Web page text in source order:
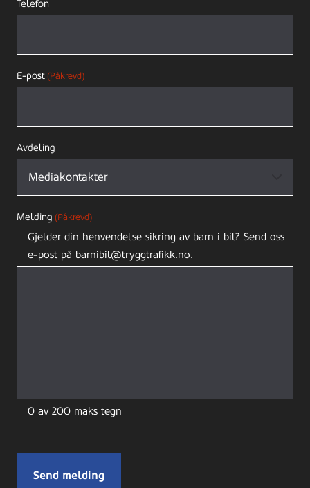
Telefon
E-post (Påkrevd)
Avdeling
Melding (Påkrevd)
Gjelder din henvendelse sikring av barn i bil? Send oss
e-post på barnibil@tryggtrafikk.no.
0 av 200 maks tegn